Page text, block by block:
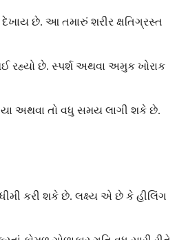
છે. આ તમારું શરીર ક્ષતિગ્રસ્ત
રહ્યો છે. સ્પર્શ અથવા અમુક ખોરાક
અથવા તો વધુ સમય લાગી શકે છે.
કરી શકે છે. લક્ષ્ય એ છે કે હીલિંગ